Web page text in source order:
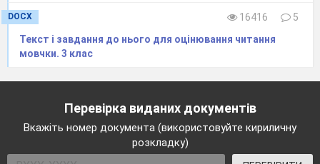
DOCX 16416
5
Текст і завдання до нього для оцінювання читання
мовчки. 3 клас
Перевірка виданих документів
Вкажіть номер документа (використовуйте кириличну
розкладку)